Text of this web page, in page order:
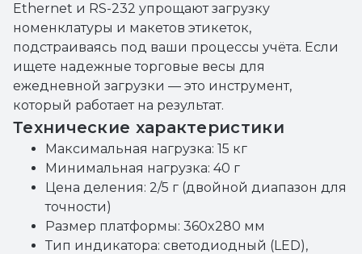
Ethernet и RS-232 упрощают загрузку
номенклатуры и макетов этикеток,
подстраиваясь под ваши процессы учёта. Если
ищете надежные торговые весы для
ежедневной загрузки — это инструмент,
который работает на результат.
Технические характеристики
Максимальная нагрузка: 15 кг
Минимальная нагрузка: 40 г
Цена деления: 2/5 г (двойной диапазон для
точности)
Размер платформы: 360x280 мм
Тип индикатора: светодиодный (LED),